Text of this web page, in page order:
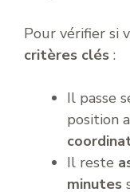
Pour vérifier si
critères clés :
Il passe
position
Il reste
minutes